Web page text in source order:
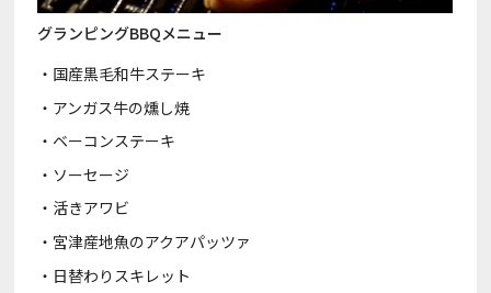
グランピングBBQメニュー
・国産黒毛和牛ステーキ
・アンガス牛の燻し焼
・ベーコンステーキ
・ソーセージ
・活きアワビ
・宮津産地魚のアクアパッツァ
・日替わりスキレット